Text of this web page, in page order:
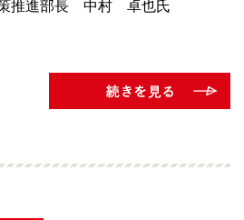
推進部長 中村 卓也氏